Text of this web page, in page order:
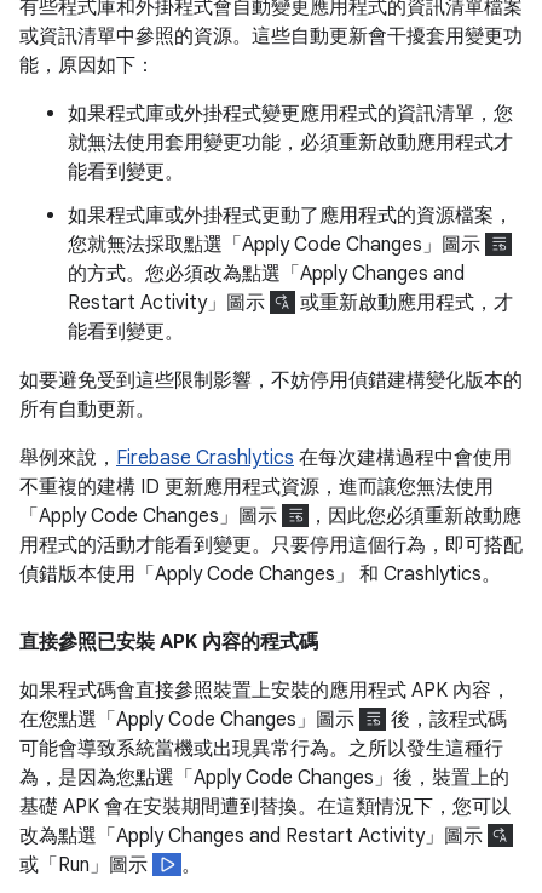
有些程式庫和外掛程式會自動變更應用程式的資訊清單檔案
或資訊清單中參照的資源。這些自動更新會干擾套用變更功
能，原因如下：
如果程式庫或外掛程式變更應用程式的資訊清單，您
就無法使用套用變更功能，必須重新啟動應用程式才
能看到變更。
如果程式庫或外掛程式更動了應用程式的資源檔案，
您就無法採取點選「Apply Code Changes」 圖示
的方式。您必須改為點選「Apply Changes and
Restart Activity」 圖示
或重新啟動應用程式，才
能看到變更。
如要避免受到這些限制影響，不妨停用偵錯建構變化版本的
所有自動更新。
舉例來說， Firebase Crashlytics 在每次建構過程中會使用
不重複的建構 ID 更新應用程式資源，進而讓您無法使用
「Apply Code Changes」 圖示
，因此您必須重新啟動應
用程式的活動才能看到變更。只要停用這個行為，即可搭配
偵錯版本使用「Apply Code Changes」
和 Crashlytics。
直接參照已安裝 APK 內容的程式碼
如果程式碼會直接參照裝置上安裝的應用程式 APK 內容，
在您點選「Apply Code Changes」 圖示
後，該程式碼
可能會導致系統當機或出現異常行為。之所以發生這種行
為，是因為您點選「Apply Code Changes」 後，裝置上的
基礎 APK 會在安裝期間遭到替換。在這類情況下，您可以
改為點選「Apply Changes and Restart Activity」 圖示
或「Run」 圖示
。